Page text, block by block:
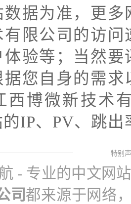
数据为准，更
有限公司的访
体验等；当然
据您自身的需
西博微新技术
IP、PV、跳出
特别
- 专业的中文网
司都来源于网络